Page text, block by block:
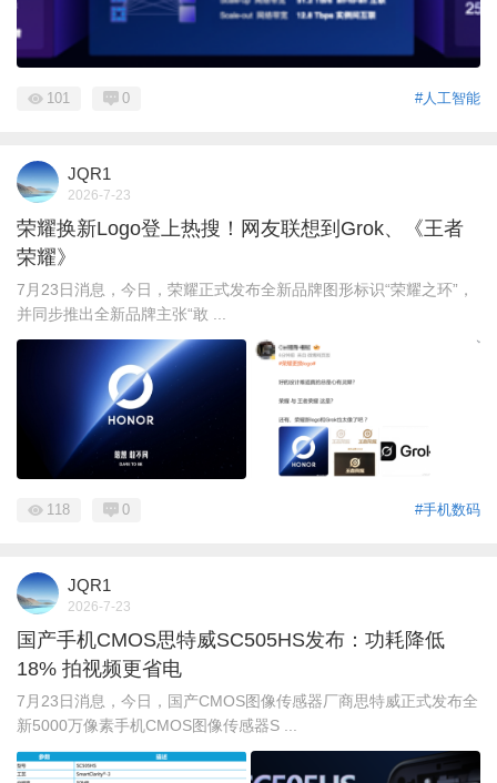
#人工智能
101 0
JQR1
2026-7-23
荣耀换新Logo登上热搜！网友联想到Grok、《王者
荣耀》
7月23日消息，今日，荣耀正式发布全新品牌图形标识“荣耀之环”，
并同步推出全新品牌主张“敢 ...
#手机数码
118 0
JQR1
2026-7-23
国产手机CMOS思特威SC505HS发布：功耗降低
18% 拍视频更省电
7月23日消息，今日，国产CMOS图像传感器厂商思特威正式发布全
新5000万像素手机CMOS图像传感器S ...